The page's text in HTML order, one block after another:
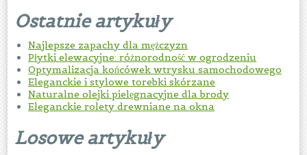
Ostatnie artykuły
Najlepsze zapachy dla mężczyzn
Płytki elewacyjne: różnorodność w ogrodzeniu
Optymalizacja końcówek wtrysku samochodowego
Eleganckie i stylowe torebki skórzane
Naturalne olejki pielęgnacyjne dla brody
Eleganckie rolety drewniane na okna
Losowe artykuły